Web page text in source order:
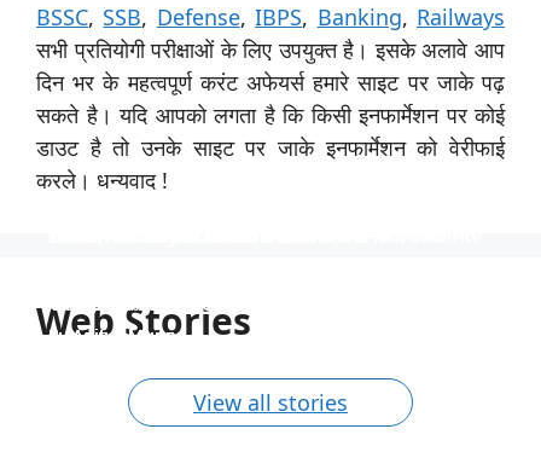
BSSC, SSB, Defense,IBPS, Banking, Railways
सभी प्रतियोगी परीक्षाओं के लिए उपयुक्त है। इसके अलावे आप
दिन भर के महत्वपूर्ण करंट अफेयर्स हमारे साइट पर जाके पढ़
सकते है। यदि आपको लगता है कि किसी इनफार्मेशन पर कोई
डाउट है तो उनके साइट पर जाके इनफार्मेशन को वेरीफाई
करले। धन्यवाद !
Web Stories
सीमा 62 साल तक, साढ़े 4 लाख रुपये की सैलरी।
By Aditya Munna
40 साल तक और 1 लाख से अधिक की सैलरी।
By Aditya Munna
और 90 हजार रुपये से अधिक की सैलरी
By Aditya Munna
अवसर, वेतन 56 हजार तक
By Aditya Munna
1,80,000 तक
By Aditya Munna
View all stories